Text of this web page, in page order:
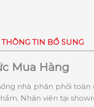
THÔNG TIN BỔ SUNG
Mua Hàng
nhà phân phối toàn
Nhân viên tại